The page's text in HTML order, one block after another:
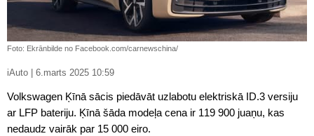
Foto: Ekrānbilde no Facebook.com/carnewschina/
iAuto | 6.marts 2025 10:59
Volkswagen Ķīnā sācis piedāvāt uzlabotu elektriskā ID.3 versiju
ar LFP bateriju. Ķīnā šāda modeļa cena ir 119 900 juaņu, kas
nedaudz vairāk par 15 000 eiro.